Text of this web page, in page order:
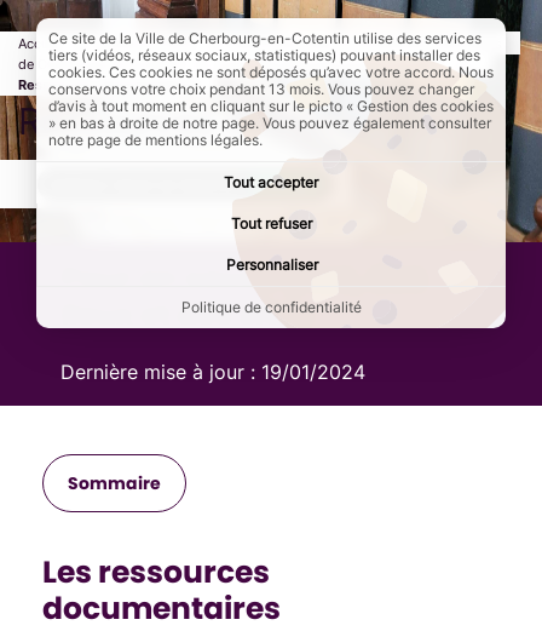
Accueil Culture et loisirs
Patrimoine, sites et monuments historiques
de Cherbourg-en-Cotentin
Comment découvrir et approfondir ?
Page
Ressources documentaires
Ressources documentaires
AddToAny (share) est désactivé. Autoriser
Pour en savoir plus, des
lieux et des sites
Dernière mise à jour : 19/01/2024
Sommaire
Les ressources
documentaires
Ce site de la Ville de Cherbourg-en-Cotentin utilise des services
tiers (vidéos, réseaux sociaux, statistiques) pouvant installer des
cookies. Ces cookies ne sont déposés qu’avec votre accord. Nous
conservons votre choix pendant 13 mois. Vous pouvez changer
d’avis à tout moment en cliquant sur le picto « Gestion des cookies
» en bas à droite de notre page. Vous pouvez également consulter
notre page de mentions légales.
Tout accepter
Tout refuser
Personnaliser
Politique de confidentialité